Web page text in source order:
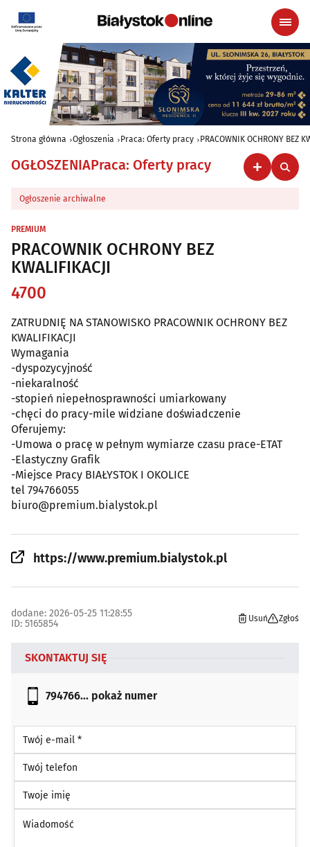
Strona główna Ogłoszenia Praca: Oferty pracy PRACOWNIK OCHRONY BEZ
OGŁOSZENIAPraca: Oferty pracy
Ogłoszenie archiwalne
PREMIUM
PRACOWNIK OCHRONY BEZ
KWALIFIKACJI
4700
ZATRUDNIĘ NA STANOWISKO PRACOWNIK OCHRONY BEZ
KWALIFIKACJI
Wymagania
-dyspozycyjność
-niekaralność
-stopień niepełnosprawności umiarkowany
-chęci do pracy-mile widziane doświadczenie
Oferujemy:
-Umowa o pracę w pełnym wymiarze czasu prace-ETAT
-Elastyczny Grafik
-Miejsce Pracy BIAŁYSTOK I OKOLICE
tel 794766055
biuro@premium.bialystok.pl
https://www.premium.bialystok.pl
dodane: 2026-05-25 11:28:55
ID: 5165854
Usuń Zgłoś
SKONTAKTUJ SIĘ
794766... pokaż numer
Twój e-mail *
Twój telefon
Twoje imię